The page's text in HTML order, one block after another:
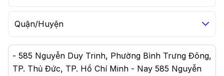
Quận/Huyện
- 585 Nguyễn Duy Trinh, Phường Bình Trưng Đông,
TP. Thủ Đức, TP. Hồ Chí Minh - Nay 585 Nguyễn